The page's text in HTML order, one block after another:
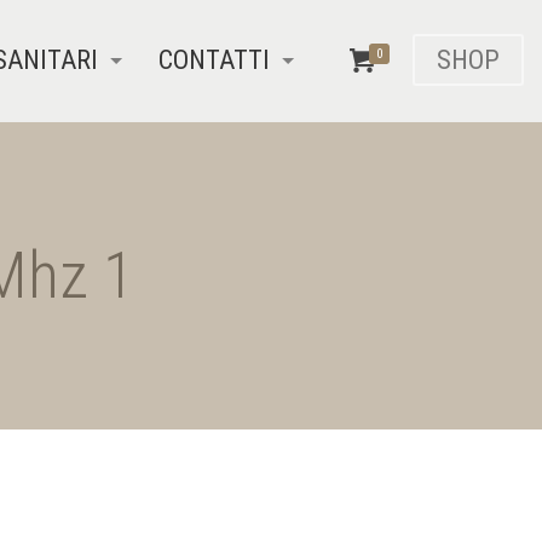
CONTATTI 0 SHOP
1